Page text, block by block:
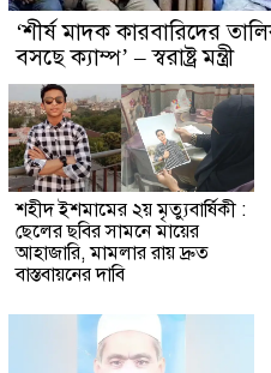
‘শীর্ষ মাদক কারবারিদের
বসছে ক্যাম্প’ – স্বরাষ্ট্র মন্ত্রী
শহীদ ইশমামের ২য় মৃত্যুবার্ষিকী :
ছেলের ছবির সামনে মায়ের
আহাজারি, মামলার রায় দ্রুত
বাস্তবায়নের দাবি